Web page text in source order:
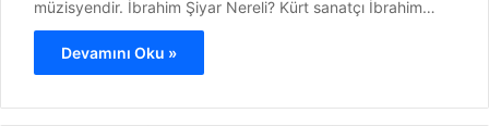
müzisyendir. İbrahim Şiyar Nereli? Kürt sanatçı İbrahim…
Devamını Oku »